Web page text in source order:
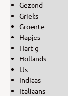
Gezond
Grieks
Groente
Hapjes
Hartig
Hollands
IJs
Indiaas
Italiaans